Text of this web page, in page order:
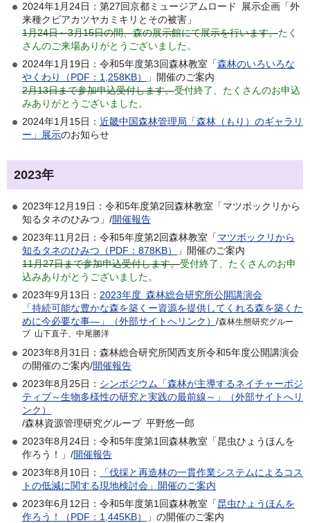
2024年1月24日：第27回京都ミュージアムロード 展示企画「外
来種クビアカツヤカミキリとその被害」
1月24日～3月15日の間、森の展示館にて展示を行います。たく
さんのご来場ありがとうございました。
2024年1月19日：令和5年度第3回森林教室「森林のいろいろな
やくわり（PDF：1,258KB）
」開催のご案内
2月13日まで参加申込受付します。受付終了、たくさんのお申込
みありがとうございました。
2024年1月15日： 近畿中国森林管理局「森林（もり）のギャラリ
ー」展示のお知らせ
2023年
2023年12月19日：令和5年度第2回森林教室「マツボックリから
知るタネのひみつ」/開催報告
2023年11月2日：令和5年度第2回森林教室「マツボックリから
知るタネのひみつ（PDF：878KB）
」開催のご案内
11月27日まで参加申込受付します。受付終了、たくさんのお申
込みありがとうございました。
2023年9月13日： 2023年度 森林総合研究所公開講演会
「持続可能な豊かな森を築くー資源を提供してくれる森を築くた
めに今必要な事―」（外部サイトへリンク） /森林生態研究グルー
プ 山下直子、中尾勝洋
2023年8月31日：森林総合研究所関西支所令和5年度公開講演会
の開催のご案内/開催報告
2023年8月25日： シンポジウム「森林が主導するネイチャーポジ
ティブ～生物多様性の研究と実践の最前線～」（外部サイトへリ
ンク）
/森林資源管理研究グループ 平野悠一郎
2023年8月24日：令和5年度第1回森林教室「昆虫ひょうほんを
作ろう！」/開催報告
2023年8月10日：
「伐採と再造林の一貫作業システムによるコス
トの低減に関する現地検討会」開催のご案内
2023年6月12日：令和5年度第1回森林教室「昆虫ひょうほんを
作ろう！（PDF：1,445KB）
」の開催のご案内